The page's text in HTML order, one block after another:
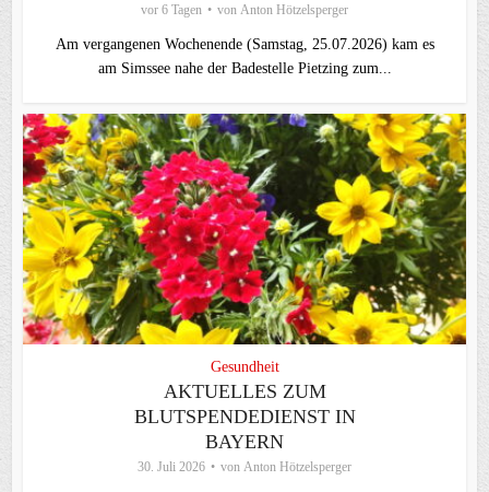
vor 6 Tagen von Anton Hötzelsperger
Am vergangenen Wochenende (Samstag, 25.07.2026) kam es
am Simssee nahe der Badestelle Pietzing zum...
Gesundheit
AKTUELLES ZUM
BLUTSPENDEDIENST IN
BAYERN
30. Juli 2026 von Anton Hötzelsperger